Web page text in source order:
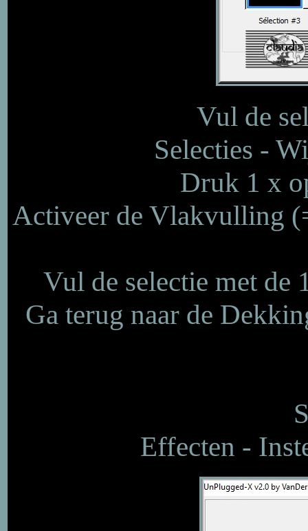
Vul de
Selecties -
Druk 1 x
Activeer de Vlakvulling
Vul de selectie met
Ga terug naar de
Effecten -